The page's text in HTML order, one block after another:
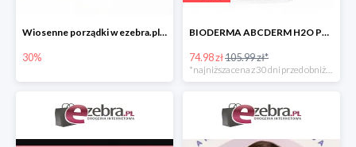
Wiosenne porządki w ezebra.pl do -30%
30%
BIODERMA ABCDERM H2O PŁYN MICELARNY DLA DZIECI -29%
74.98 zł105.99 zł*
*najniższa cena z 30 dni przed obniżką